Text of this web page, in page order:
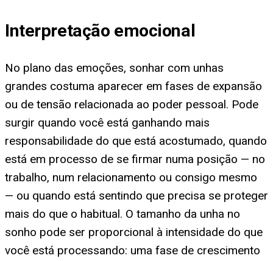
Interpretação emocional
No plano das emoções, sonhar com unhas
grandes costuma aparecer em fases de expansão
ou de tensão relacionada ao poder pessoal. Pode
surgir quando você está ganhando mais
responsabilidade do que está acostumado, quando
está em processo de se firmar numa posição — no
trabalho, num relacionamento ou consigo mesmo
— ou quando está sentindo que precisa se proteger
mais do que o habitual. O tamanho da unha no
sonho pode ser proporcional à intensidade do que
você está processando: uma fase de crescimento